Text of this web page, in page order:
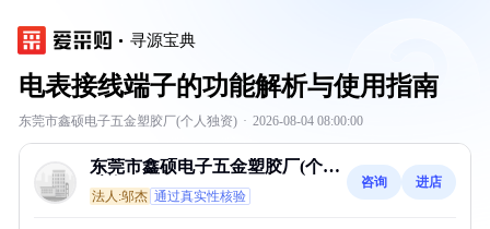
寻源宝典
电表接线端子的功能解析与使用指南
东莞市鑫硕电子五金塑胶厂(个人独资) · 2026-08-04 08:00:00
东莞市鑫硕电子五金塑胶厂(个人
独资)
法人:邬杰 通过真实性核验
咨询 进店